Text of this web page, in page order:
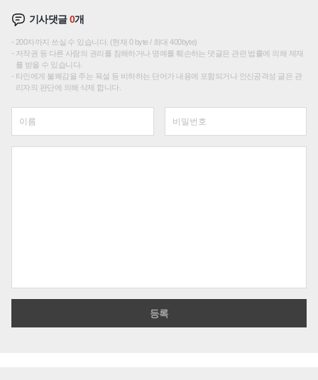
기사댓글0개
200자까지 쓰실 수 있습니다. (현재 0 byte / 최대 400byte)
저작권 등 다른 사람의 권리를 침해하거나 명예를 훼손하는 댓글은 관련 법률에 의해 제재
를 받을 수 있습니다.
타인에게 불쾌감을 주는 욕설 등 비하하는 단어가 내용에 포함되거나 인신공격성 글은 관
리자의 판단에 의해 삭제 합니다.